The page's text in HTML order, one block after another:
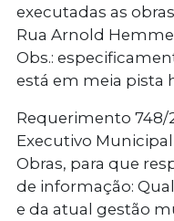
executadas as
Rua Arnold
Obs.:
está em meia pista
Requerimento 748/
Executivo
Obras, para que
de informação:
e da atual gestão